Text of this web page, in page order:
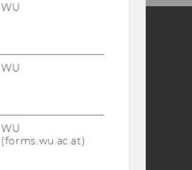
WU
WU
WU
(forms.wu.ac.at)